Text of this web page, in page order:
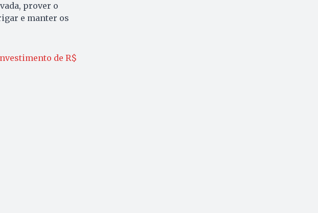
prover o
e manter os
de R$